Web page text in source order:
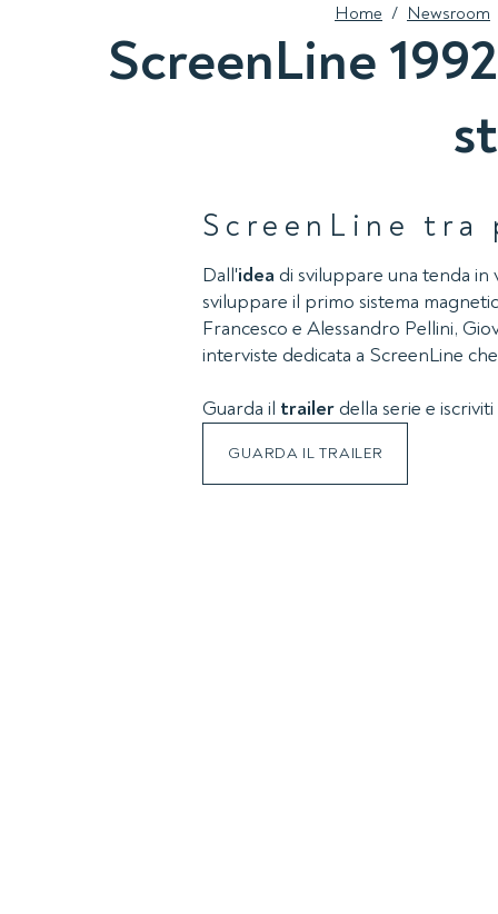
Home / Newsroom
ScreenLine
ScreenLine tra
Dall'idea di sviluppare una tenda
sviluppare il primo sistema
Francesco e Alessandro Pellini,
interviste dedicata a ScreenLine
Guarda il trailer della serie e
GUARDA IL TRAILER